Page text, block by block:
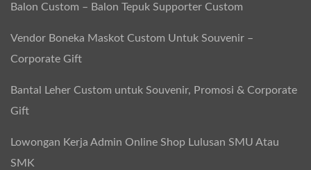
Balon Custom – Balon Tepuk Supporter Custom
Vendor Boneka Maskot Custom Untuk Souvenir –
Corporate Gift
Bantal Leher Custom untuk Souvenir, Promosi & Corporate
Gift
Lowongan Kerja Admin Online Shop Lulusan SMU Atau
SMK